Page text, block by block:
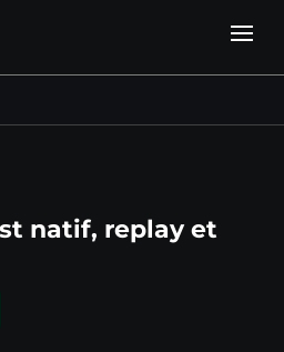
natif, replay et